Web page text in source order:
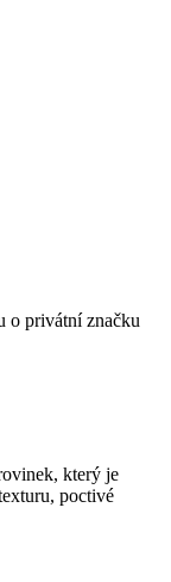
o privátní značku
který je
poctivé